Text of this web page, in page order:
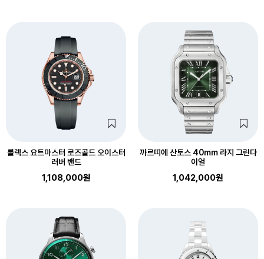
롤렉스 요트마스터 로즈골드 오이스터
러버 밴드
1,108,000원
까르띠에 산토스 40mm 라지 그린다
이얼
1,042,000원